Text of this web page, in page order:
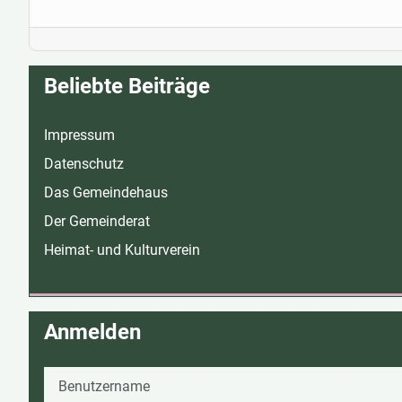
Beliebte Beiträge
Impressum
Datenschutz
Das Gemeindehaus
Der Gemeinderat
Heimat- und Kulturverein
Anmelden
Benutzername